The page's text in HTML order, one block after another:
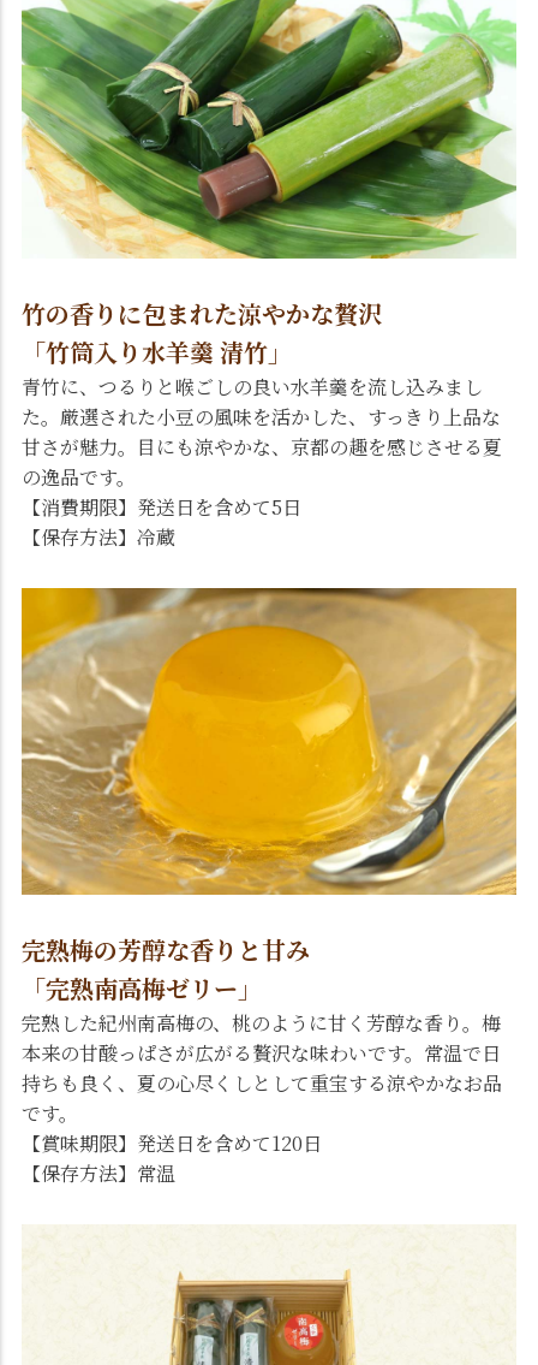
竹の香りに包まれた涼やかな贅沢
「竹筒入り水羊羹 清竹」
青竹に、つるりと喉ごしの良い水羊羹を流し込みまし
た。厳選された小豆の風味を活かした、すっきり上品な
甘さが魅力。目にも涼やかな、京都の趣を感じさせる夏
の逸品です。
【消費期限】発送日を含めて5日
【保存方法】冷蔵
完熟梅の芳醇な香りと甘み
「完熟南高梅ゼリー」
完熟した紀州南高梅の、桃のように甘く芳醇な香り。梅
本来の甘酸っぱさが広がる贅沢な味わいです。常温で日
持ちも良く、夏の心尽くしとして重宝する涼やかなお品
です。
【賞味期限】発送日を含めて120日
【保存方法】常温